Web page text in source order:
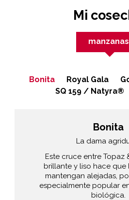
Mi
Bonita
La dama
Este cruce entre Topaz
brillante y liso hace que
mantengan alejadas,
especialmente popular
biológica.
Bonita Royal Gala
SQ 159 / Natyra®
manzanas